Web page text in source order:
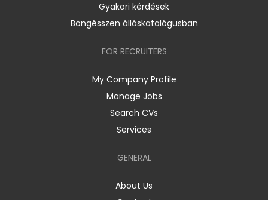
Gyakori kérdések
Böngésszen álláskatalógusban
FOR RECRUITERS
My Company Profile
Manage Jobs
Search CVs
Services
GENERAL
About Us